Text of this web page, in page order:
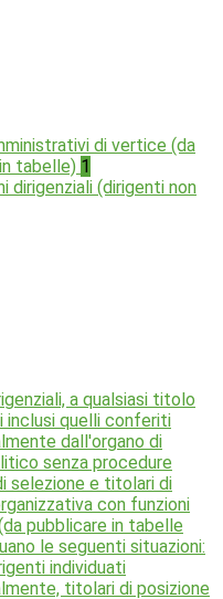
di vertice (da
tabelle) 1
dirigenziali (dirigenti non
a qualsiasi titolo
inclusi quelli conferiti
dall'organo di
senza procedure
selezione e titolari di
con funzioni
pubblicare in tabelle
le seguenti situazioni:
individuati
titolari di posizione